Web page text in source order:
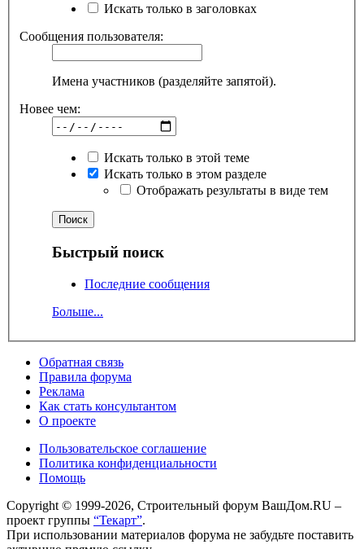
Искать только в заголовках
Сообщения пользователя:
Имена участников (разделяйте запятой).
Новее чем:
Искать только в этой теме
Искать только в этом разделе
Отображать результаты в виде тем
Быстрый поиск
Последние сообщения
Больше...
Обратная связь
Правила форума
Реклама
Как стать консультантом
О проекте
Пользовательское соглашение
Политика конфиденциальности
Помощь
Copyright © 1999-2026, Строительный форум ВашДом.RU –
проект группы “Текарт”.
При использовании материалов форума не забудьте поставить